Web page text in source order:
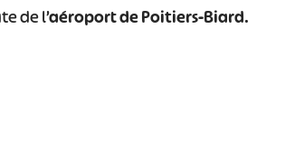
de l’aéroport de Poitiers-Biard.